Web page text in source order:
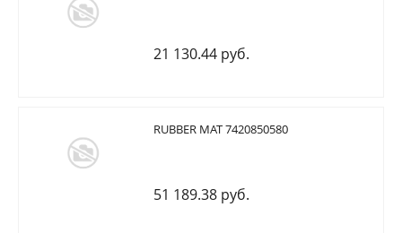
21 130.44 руб.
RUBBER MAT 7420850580
51 189.38 руб.